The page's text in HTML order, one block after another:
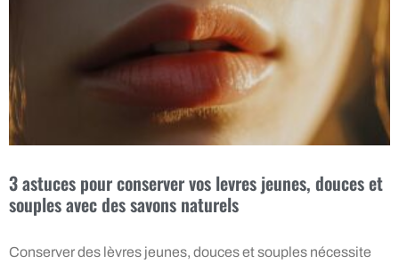
3 astuces pour conserver vos levres jeunes, douces et
souples avec des savons naturels
Conserver des lèvres jeunes, douces et souples nécessite